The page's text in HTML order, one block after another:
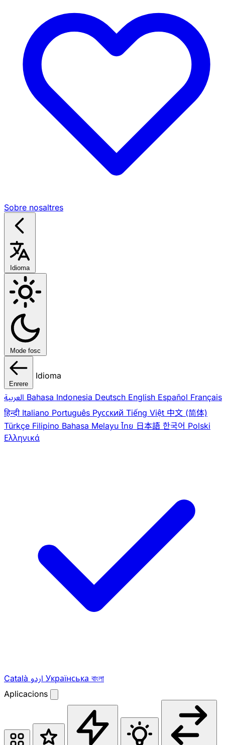
Sobre nosaltres
Idioma
Mode fosc
Enrere
Idioma
Bahasa Indonesia Deutsch English Español Français
हिन्दी Italiano Português Pусский Tiếng Việt 中文 (简体)
Türkçe Filipino Bahasa Melayu ไทย 日本語 한국어 Polski
Ελληνικά
Català Українська বাংলা
Aplicacions